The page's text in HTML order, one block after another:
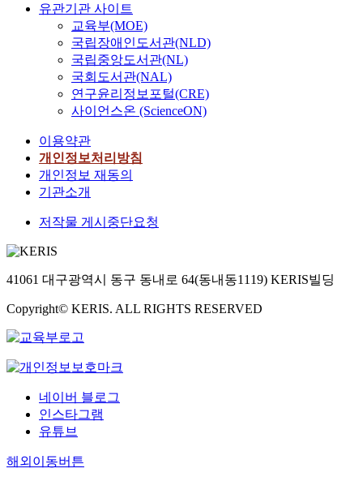
유관기관 사이트
교육부(MOE)
국립장애인도서관(NLD)
국립중앙도서관(NL)
국회도서관(NAL)
연구윤리정보포털(CRE)
사이언스온 (ScienceON)
이용약관
개인정보처리방침
개인정보 재동의
기관소개
저작물 게시중단요청
41061 대구광역시 동구 동내로 64(동내동1119) KERIS빌딩
Copyright© KERIS. ALL RIGHTS RESERVED
네이버 블로그
인스타그램
유튜브
해외이동버튼